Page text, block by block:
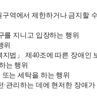
역에서 제한하거나 금지할
를 지니고 입장하는 행위
위
법」 제40조에 따른 장애
는 행위
는 세탁을 하는 행위
관리하는 데에 현저한 장애